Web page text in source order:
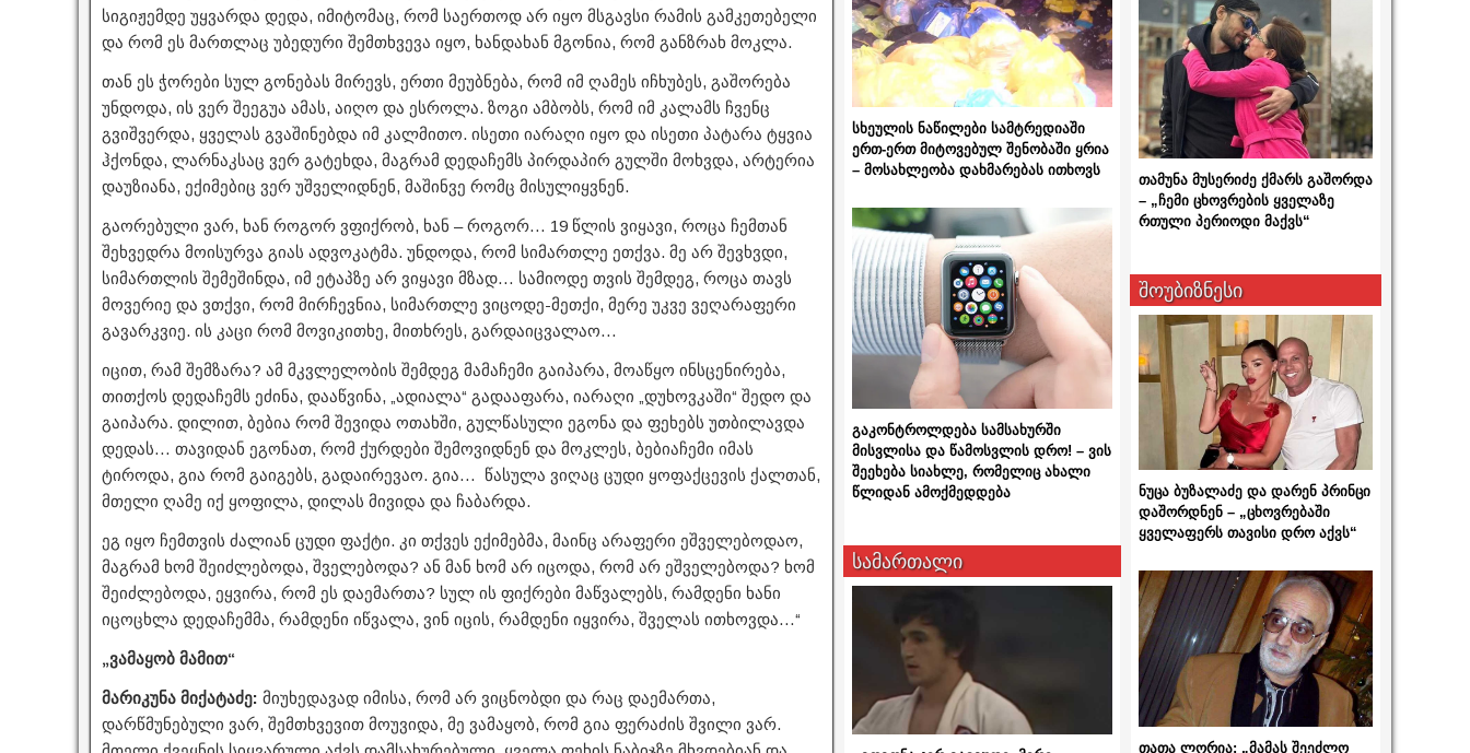
სიგიჟემდე უყვარდა დედა, იმიტომაც, რომ საერთოდ არ იყო მსგავსი რამის გამკეთებელი
და რომ ეს მართლაც უბედური შემთხვევა იყო, ხანდახან მგონია, რომ განზრახ მოკლა.
თან ეს ჭორები სულ გონებას მირევს, ერთი მეუბნება, რომ იმ ღამეს იჩხუბეს, გაშორება
უნდოდა, ის ვერ შეეგუა ამას, აიღო და ესროლა. ზოგი ამბობს, რომ იმ კალამს ჩვენც
გვიშვერდა, ყველას გვაშინებდა იმ კალმითო. ისეთი იარაღი იყო და ისეთი პატარა ტყვია
ჰქონდა, ლარნაკსაც ვერ გატეხდა, მაგრამ დედაჩემს პირდაპირ გულში მოხვდა, არტერია
დაუზიანა, ექიმებიც ვერ უშველიდნენ, მაშინვე რომც მისულიყვნენ.
გაორებული ვარ, ხან როგორ ვფიქრობ, ხან – როგორ… 19 წლის ვიყავი, როცა ჩემთან
შეხვედრა მოისურვა გიას ადვოკატმა. უნდოდა, რომ სიმართლე ეთქვა. მე არ შევხვდი,
სიმართლის შემეშინდა, იმ ეტაპზე არ ვიყავი მზად… სამიოდე თვის შემდეგ, როცა თავს
მოვერიე და ვთქვი, რომ მირჩევნია, სიმართლე ვიცოდე-მეთქი, მერე უკვე ვეღარაფერი
გავარკვიე. ის კაცი რომ მოვიკითხე, მითხრეს, გარდაიცვალაო…
იცით, რამ შემზარა? ამ მკვლელობის შემდეგ მამაჩემი გაიპარა, მოაწყო ინსცენირება,
თითქოს დედაჩემს ეძინა, დააწვინა, „ადიალა“ გადააფარა, იარაღი „დუხოვკაში“ შედო და
გაიპარა. დილით, ბებია რომ შევიდა ოთახში, გულწასული ეგონა და ფეხებს უთბილავდა
დედას… თავიდან ეგონათ, რომ ქურდები შემოვიდნენ და მოკლეს, ბებიაჩემი იმას
ტიროდა, გია რომ გაიგებს, გადაირევაო. გია… წასულა ვიღაც ცუდი ყოფაქცევის ქალთან,
მთელი ღამე იქ ყოფილა, დილას მივიდა და ჩაბარდა.
ეგ იყო ჩემთვის ძალიან ცუდი ფაქტი. კი თქვეს ექიმებმა, მაინც არაფერი ეშველებოდაო,
მაგრამ ხომ შეიძლებოდა, შველებოდა? ან მან ხომ არ იცოდა, რომ არ ეშველებოდა? ხომ
შეიძლებოდა, ეყვირა, რომ ეს დაემართა? სულ ის ფიქრები მაწვალებს, რამდენი ხანი
იცოცხლა დედაჩემმა, რამდენი იწვალა, ვინ იცის, რამდენი იყვირა, შველას ითხოვდა…“
„ვამაყობ მამით“
მარიკუნა მიქატაძე: მიუხედავად იმისა, რომ არ ვიცნობდი და რაც დაემართა,
დარწმუნებული ვარ, შემთხვევით მოუვიდა, მე ვამაყობ, რომ გია ფერაძის შვილი ვარ.
სხეულის ნაწილები სამტრედიაში
ერთ-ერთ მიტოვებულ შენობაში ყრია
– მოსახლეობა დახმარებას ითხოვს
გაკონტროლდება სამსახურში
მისვლისა და წამოსვლის დრო! – ვის
შეეხება სიახლე, რომელიც ახალი
წლიდან ამოქმედდება
სამართალი
თამუნა მუსერიძე ქმარს გაშორდა
– „ჩემი ცხოვრების ყველაზე
რთული პერიოდი მაქვს“
შოუბიზნესი
ნუცა ბუზალაძე და დარენ პრინცი
დაშორდნენ – „ცხოვრებაში
ყველაფერს თავისი დრო აქვს“
თათა ლორია: „მამას შეეძლო